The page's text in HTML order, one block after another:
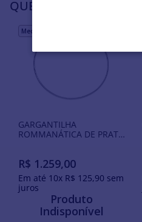
QUEM VIU, VIU TAMBÉM
Mediterrânea
GARGANTILHA
ROMMANÁTICA DE PRATA
R$ 1.259,00
Em até 10x R$ 125,90 sem
juros
Produto
Indisponível